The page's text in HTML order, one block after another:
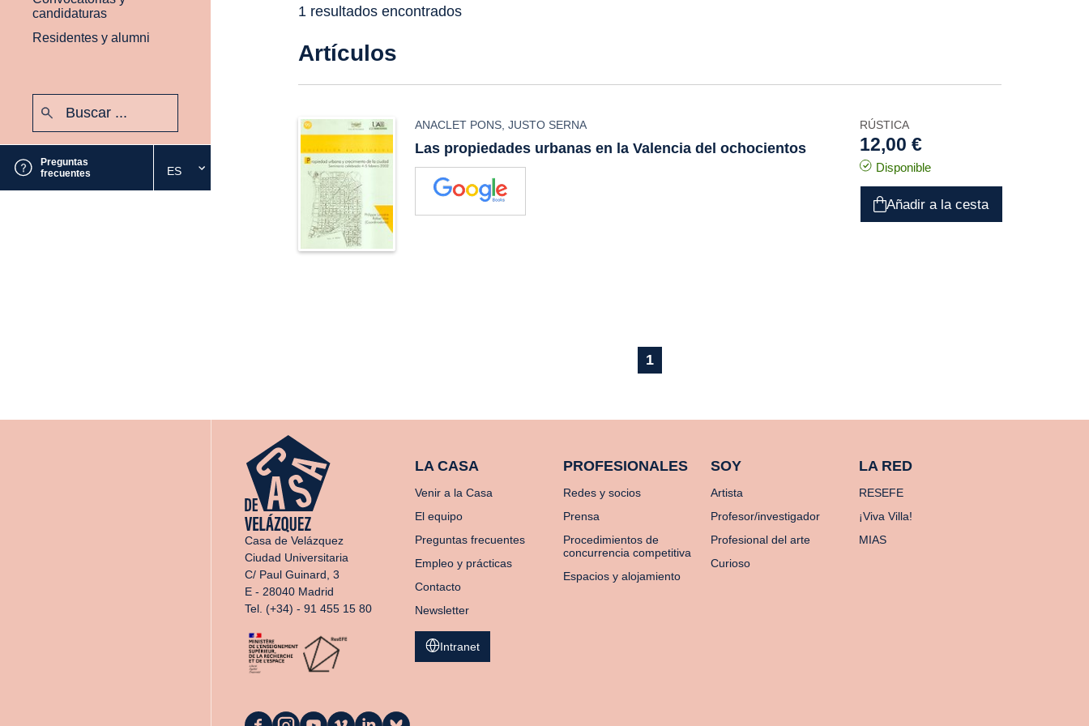
candidaturas
Residentes y alumni
Preguntas
frecuentes
Seleccione
el
ES
1 resultados encontrados
Artículos
ANACLET PONS ,JUSTO SERNA
Las propiedades urbanas en la Valencia del ochocientos
RÚSTICA
12,00 €
Disponible
Añadir a la cesta
1
Casa de Velázquez
Ciudad Universitaria
C/ Paul Guinard, 3
E - 28040 Madrid
Tel. (+34) - 91 455 15 80
LA CASA
Venir a la Casa
El equipo
Preguntas frecuentes
Empleo y prácticas
Contacto
Newsletter
PROFESIONALES
Redes y socios
Prensa
Procedimientos de
concurrencia competitiva
Espacios y alojamiento
SOY
Artista
Profesor/investigador
Profesional del arte
Curioso
LA RED
RESEFE
¡Viva Villa!
MIAS
Intranet